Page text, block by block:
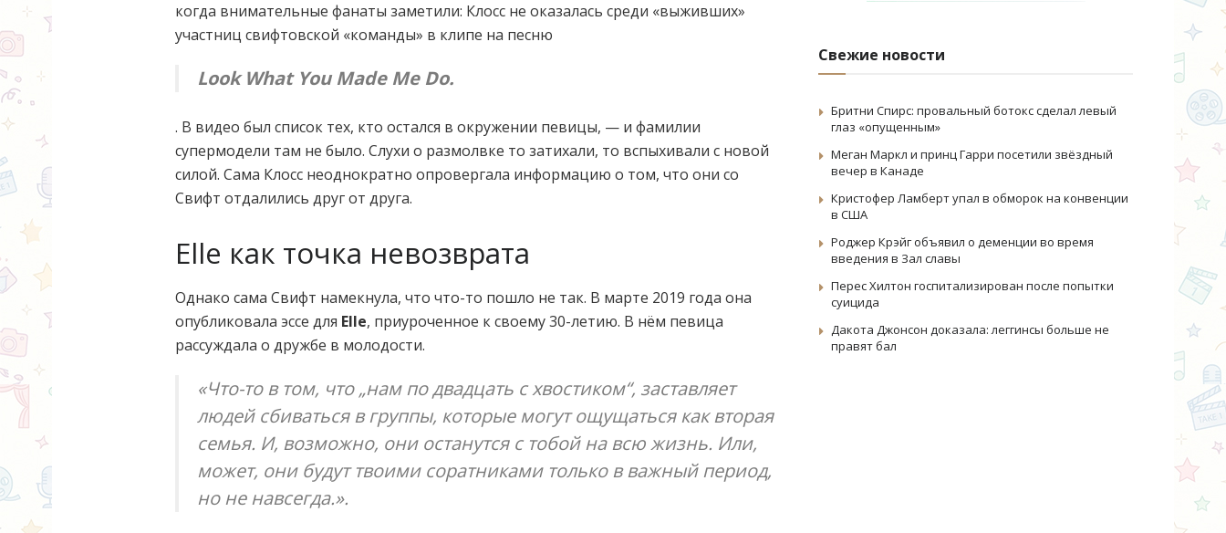
когда внимательные фанаты заметили: Клосс не оказалась среди «выживших»
участниц свифтовской «команды» в клипе на песню
Look What You Made Me Do.
. В видео был список тех, кто остался в окружении певицы, — и фамилии
супермодели там не было. Слухи о размолвке то затихали, то вспыхивали с новой
силой. Сама Клосс неоднократно опровергала информацию о том, что они со
Свифт отдалились друг от друга.
Elle как точка невозврата
Однако сама Свифт намекнула, что что-то пошло не так. В марте 2019 года она
опубликовала эссе для Elle, приуроченное к своему 30-летию. В нём певица
рассуждала о дружбе в молодости.
«Что-то в том, что „нам по двадцать с хвостиком“, заставляет
людей сбиваться в группы, которые могут ощущаться как вторая
семья. И, возможно, они останутся с тобой на всю жизнь. Или,
может, они будут твоими соратниками только в важный период,
но не навсегда.».
Свежие новости
Бритни Спирс: провальный ботокс сделал левый
глаз «опущенным»
Меган Маркл и принц Гарри посетили звёздный
вечер в Канаде
Кристофер Ламберт упал в обморок на конвенции
в США
Роджер Крэйг объявил о деменции во время
введения в Зал славы
Перес Хилтон госпитализирован после попытки
суицида
Дакота Джонсон доказала: леггинсы больше не
правят бал